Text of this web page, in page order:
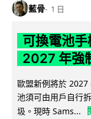
藍骨 1 日
可換電池
2027 年強
歐盟新例將於
池須可由用戶自行
圾。現時 Sams...